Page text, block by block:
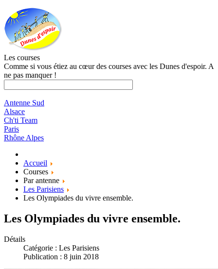
Les courses
Comme si vous étiez au cœur des courses avec les Dunes d'espoir. A
ne pas manquer !
Antenne Sud
Alsace
Ch'ti Team
Paris
Rhône Alpes
Accueil
Courses
Par antenne
Les Parisiens
Les Olympiades du vivre ensemble.
Les Olympiades du vivre ensemble.
Détails
Catégorie : Les Parisiens
Publication : 8 juin 2018